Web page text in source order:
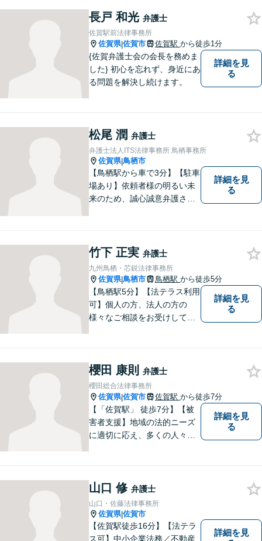
長戸 和光 弁護士
佐賀駅前法律事務所
佐賀県|佐賀市 佐賀駅 から徒歩1分
{佐賀弁護士会の会長を務めま
した} 初心を忘れず、身近にあ
る問題を解決し続けます。
詳細を見
る
松尾 潤 弁護士
弁護士法人ITS法律事務所 鳥栖事務所
佐賀県|鳥栖市
【鳥栖駅から車で3分】【駐車
場あり】依頼者様の明るい未
来のため、誠心誠意弁護させ
相続など、幅広い困りごとに
対応可能！【完全個室で対
応】
詳細を見
る
竹下 正実 弁護士
九州鳥栖・芯鋭法律事務所
佐賀県|鳥栖市 鳥栖駅 から徒歩5分
【鳥栖駅5分】【法テラス利用
可】個人の方、法人の方の
様々なご相談をお受けしてお
案いたします。【債務整理・
残業代請求については初回面
談無料】【土日祝・夜間相談
可】
詳細を見
る
櫻田 康則 弁護士
櫻田総合法律事務所
佐賀県|佐賀市 佐賀駅 から徒歩7分
【「佐賀駅」 徒歩7分】【被
害者支援】地域の法的ニーズ
に適切に応え、多くの人々の
ぐように、丁寧にお悩みをお
伺いいたします。
詳細を見
る
山口 修 弁護士
山口・佐藤法律事務所
佐賀県|佐賀市
【佐賀駅徒歩16分】【法テラ
ス可】中小企業法務／不動産
詳細を見